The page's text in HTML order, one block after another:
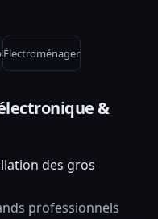
Électroménager
&
des gros
professionnels